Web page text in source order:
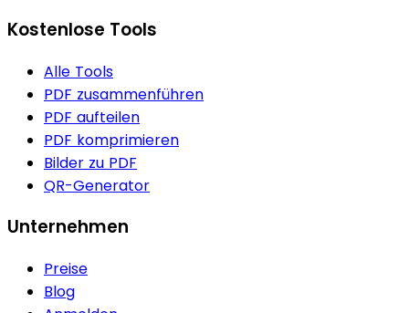
Kostenlose Tools
Alle Tools
PDF zusammenführen
PDF aufteilen
PDF komprimieren
Bilder zu PDF
QR-Generator
Unternehmen
Preise
Blog